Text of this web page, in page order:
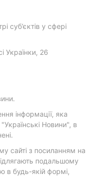
суб’єктів у сфері
Українки, 26
інформації, яка
Новини", в
сайті з посиланням на
подальшому
в будь-якій формі,